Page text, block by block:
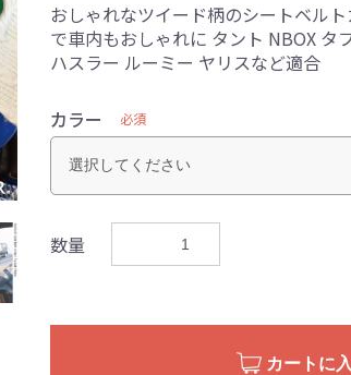
おしゃれなツイード柄のシートベル
で車内もおしゃれに タント NBOX タ
ハスラー ルーミー ヤリスなど適合
カラー 必須
数量
カートに